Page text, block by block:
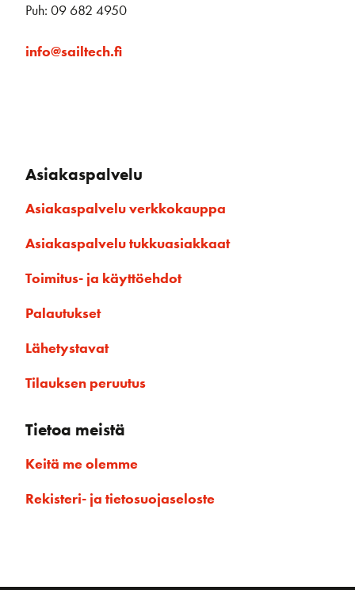
Puh: 09 682 4950
info@sailtech.fi
Asiakaspalvelu
Asiakaspalvelu verkkokauppa
Asiakaspalvelu tukkuasiakkaat
Toimitus- ja käyttöehdot
Palautukset
Lähetystavat
Tilauksen peruutus
Tietoa meistä
Keitä me olemme
Rekisteri- ja tietosuojaseloste